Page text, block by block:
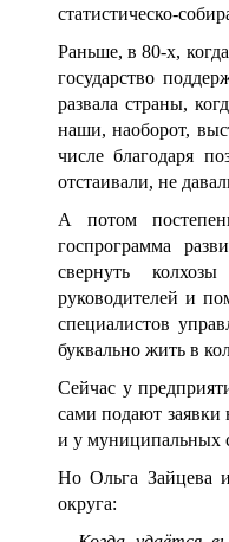
статистическо-
Раньше, в 80-х,
государство
развала страны,
наши, наоборот,
числе благодаря
отстаивали, не
А потом
госпрограмма
свернуть
руководителей и
специалистов
буквально жить в
Сейчас у
сами подают
и у муниципальных
Но Ольга Зайцева
округа: